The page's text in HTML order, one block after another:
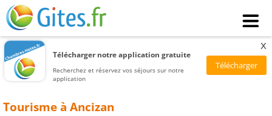
Télécharger notre application gratuite
Recherchez et réservez vos séjours sur notre
application
x
Tourisme à Ancizan